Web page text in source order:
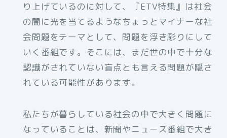
り上げているのに対して、『ETV特集』は社会
の闇に光を当てるようなちょっとマイナーな社
会問題をテーマとして、問題を浮き彫りにして
いく番組です。そこには、まだ世の中で十分な
認識がされていない盲点とも言える問題が隠さ
れている可能性があります。
私たちが暮らしている社会の中で大きく問題に
なっていることは、新聞やニュース番組で大き